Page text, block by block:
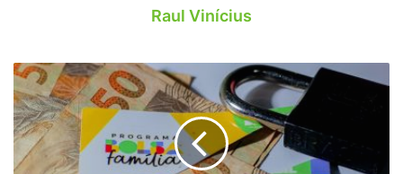
Raul Vinícius
Saiba
o
que
fazer
para
não